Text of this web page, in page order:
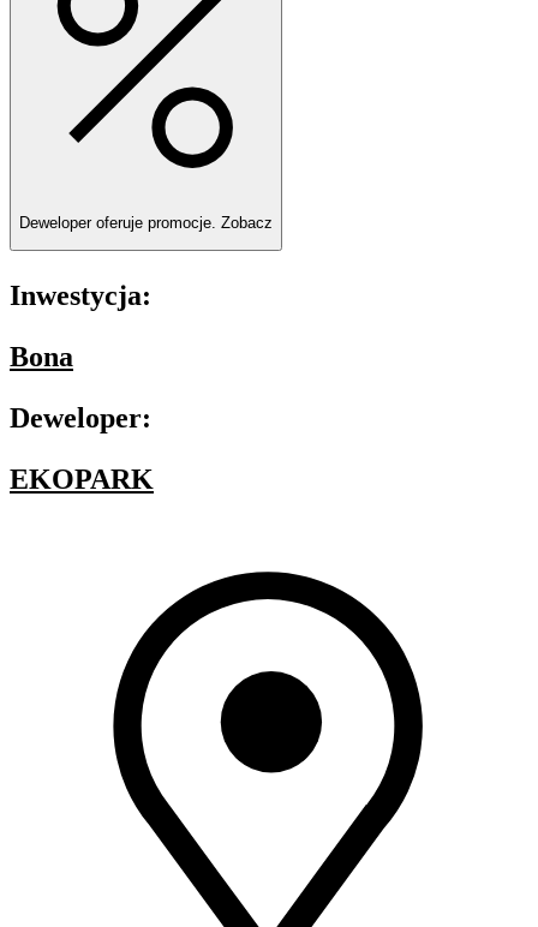
Deweloper oferuje promocje. Zobacz
Inwestycja:
Bona
Deweloper:
EKOPARK